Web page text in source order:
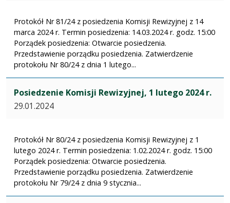
Protokół Nr 81/24 z posiedzenia Komisji Rewizyjnej z 14
marca 2024 r. Termin posiedzenia: 14.03.2024 r. godz. 15:00
Porządek posiedzenia: Otwarcie posiedzenia.
Przedstawienie porządku posiedzenia. Zatwierdzenie
protokołu Nr 80/24 z dnia 1 lutego...
Posiedzenie Komisji Rewizyjnej, 1 lutego 2024 r.
29.01.2024
Protokół Nr 80/24 z posiedzenia Komisji Rewizyjnej z 1
lutego 2024 r. Termin posiedzenia: 1.02.2024 r. godz. 15:00
Porządek posiedzenia: Otwarcie posiedzenia.
Przedstawienie porządku posiedzenia. Zatwierdzenie
protokołu Nr 79/24 z dnia 9 stycznia...